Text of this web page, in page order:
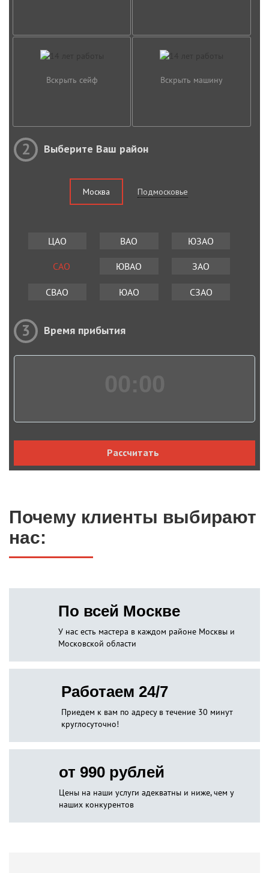
Вскрыть сейф Вскрыть машину
2 Выберите Ваш район
Москва Подмосковье
ЦАО ВАО ЮЗАО
САО ЮВАО ЗАО
СВАО ЮАО СЗАО
3 Время прибытия
Рассчитать
Почему клиенты выбирают
нас:
По всей Москве
У нас есть мастера в каждом районе Москвы и
Московской области
Работаем 24/7
Приедем к вам по адресу в течение 30 минут
круглосуточно!
от 990 рублей
Цены на наши услуги адекватны и ниже, чем у
наших конкурентов